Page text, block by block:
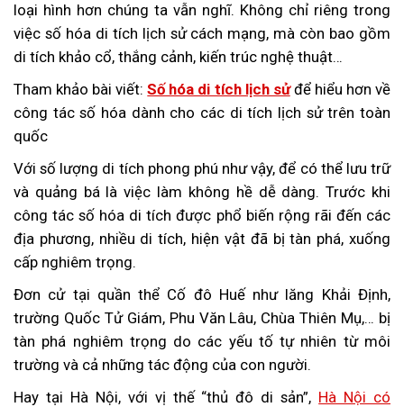
loại hình hơn chúng ta vẫn nghĩ. Không chỉ riêng trong
việc số hóa di tích lịch sử cách mạng, mà còn bao gồm
di tích khảo cổ, thắng cảnh, kiến trúc nghệ thuật…
Tham khảo bài viết:Số hóa di tích lịch sửđể hiểu hơn về
công tác số hóa dành cho các di tích lịch sử trên toàn
quốc
Với số lượng di tích phong phú như vậy, để có thể lưu trữ
và quảng bá là việc làm không hề dễ dàng. Trước khi
công tác số hóa di tích được phổ biến rộng rãi đến các
địa phương, nhiều di tích, hiện vật đã bị tàn phá, xuống
cấp nghiêm trọng.
Đơn cử tại quần thể Cố đô Huế như lăng Khải Định,
trường Quốc Tử Giám, Phu Văn Lâu, Chùa Thiên Mụ,… bị
tàn phá nghiêm trọng do các yếu tố tự nhiên từ môi
trường và cả những tác động của con người.
Hay tại Hà Nội, với vị thế “thủ đô di sản”, Hà Nội có